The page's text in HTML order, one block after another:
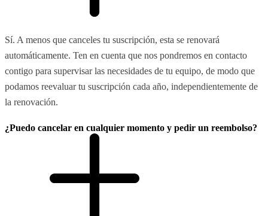
Sí. A menos que canceles tu suscripción, esta se renovará
automáticamente. Ten en cuenta que nos pondremos en contacto
contigo para supervisar las necesidades de tu equipo, de modo que
podamos reevaluar tu suscripción cada año, independientemente de
la renovación.
¿Puedo cancelar en cualquier momento y pedir un reembolso?